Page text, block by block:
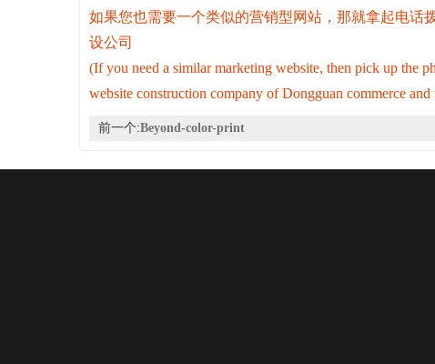
如果您也需要一个类似的营销型网站，那就拿起电话
设公司
(If you need a similar marketing website, then pick up the
website construction company of Dongguan commerce and
前一个:Beyond-color-print